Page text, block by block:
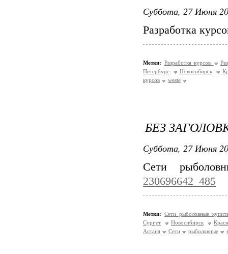
Суббота, 27 Июня
Разработка
Метки: Разработка курсов
Петербург
Новосибирск
курсов
weste
БЕЗ
Суббота, 27 Июня
Сети
230696642_485
Метки: Сети рыболовные
Сургут
Новосибирск
Астана
Сети рыболовные